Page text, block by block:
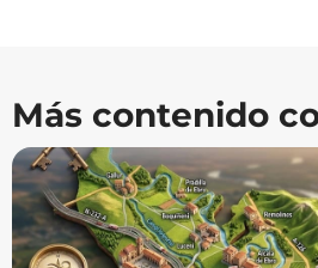
Más contenido